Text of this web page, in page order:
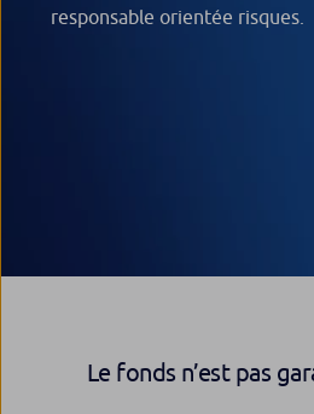
responsable orientée risques.
Le fonds n’est pas